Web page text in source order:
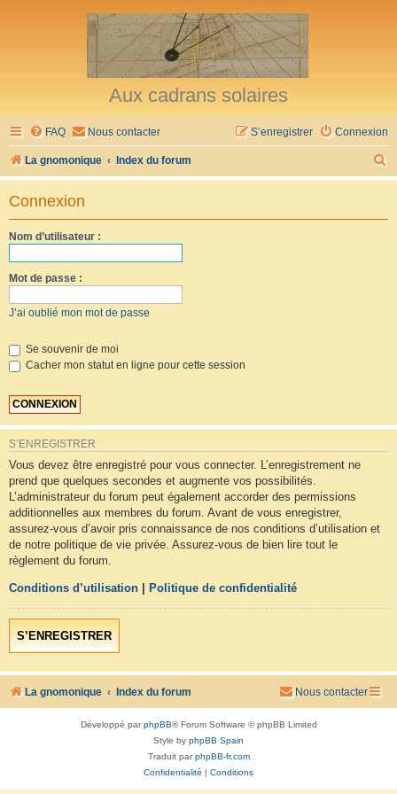
Aux cadrans solaires
FAQ Nous contacter Connexion
S’enregistrer
La gnomonique Index du forum
e
Connexion
Nom d’utilisateur :
Mot de passe :
J’ai oublié mon mot de passe
Se souvenir de moi
Cacher mon statut en ligne pour cette session
S’ENREGISTRER
Vous devez être enregistré pour vous connecter. L’enregistrement ne
prend que quelques secondes et augmente vos possibilités.
L’administrateur du forum peut également accorder des permissions
additionnelles aux membres du forum. Avant de vous enregistrer,
assurez-vous d’avoir pris connaissance de nos conditions d’utilisation et
de notre politique de vie privée. Assurez-vous de bien lire tout le
règlement du forum.
Conditions d’utilisation Politique de confidentialité
S’ENREGISTRER
La gnomonique Index du forum Nous contacter
Développé parphpBB® Forum Software © phpBB Limited
Style by phpBB Spain
Traduit parphpBB-fr.com
Confidentialité
Conditions